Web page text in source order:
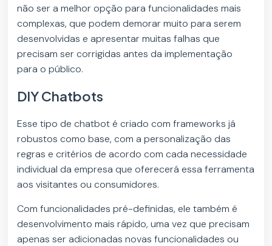
não ser a melhor opção para funcionalidades mais
complexas, que podem demorar muito para serem
desenvolvidas e apresentar muitas falhas que
precisam ser corrigidas antes da implementação
para o público.
DIY Chatbots
Esse tipo de chatbot é criado com frameworks já
robustos como base, com a personalização das
regras e critérios de acordo com cada necessidade
individual da empresa que oferecerá essa ferramenta
aos visitantes ou consumidores.
Com funcionalidades pré-definidas, ele também é
desenvolvimento mais rápido, uma vez que precisam
apenas ser adicionadas novas funcionalidades ou